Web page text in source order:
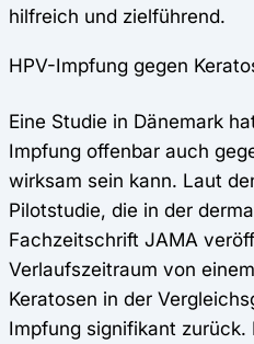
hilfreich und zielführend.
HPV-Impfung gegen
Eine Studie in Dänemark
Impfung offenbar auch
wirksam sein kann. Laut
Pilotstudie, die in der
Fachzeitschrift JAMA
Verlaufszeitraum von
Keratosen in der
Impfung signifikant zurück.